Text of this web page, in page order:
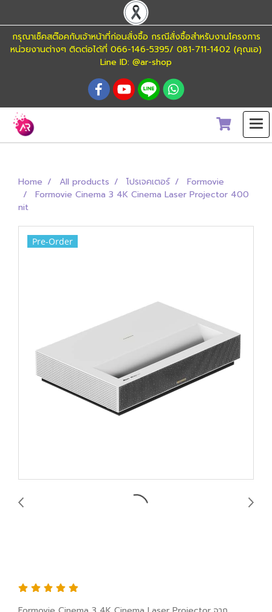
กรุณาเช็คสต๊อคกับเจ้าหน้าที่ก่อนสั่งซื้อ กรณีสั่งซื้อสำหรับงานโครงการ
หน่วยงานต่างๆ ติดต่อได้ที่ 066-146-5395/ 081-711-1402 (คุณเอ)
Line ID: @ar-shop
Home All products โปรเจคเตอร์
Formovie
Formovie Cinema 3 4K Cinema Laser Projector 400
nit
Pre-Order